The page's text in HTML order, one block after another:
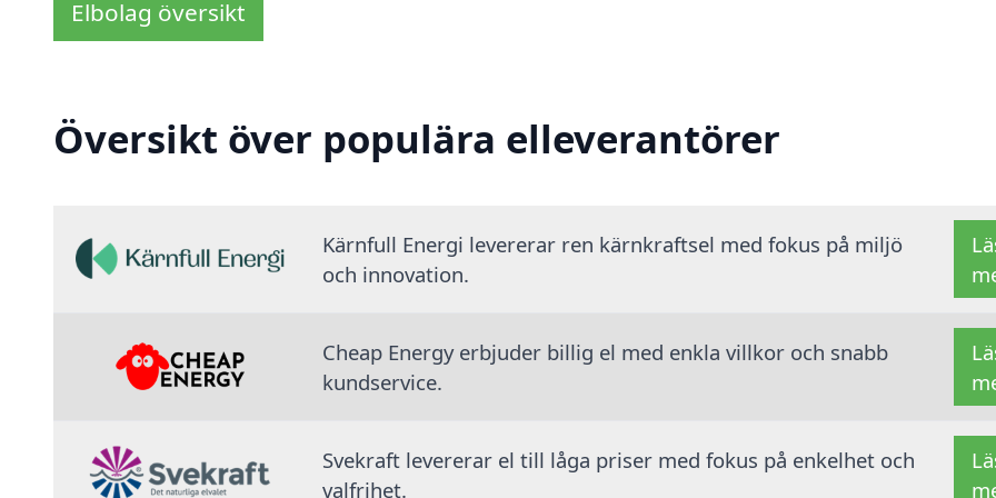
Elbolag översikt
Översikt över populära elleverantörer
Kärnfull Energi levererar ren kärnkraftsel med fokus på miljö
och innovation.
Cheap Energy erbjuder billig el med enkla villkor och snabb
kundservice.
Svekraft levererar el till låga priser med fokus på enkelhet och
valfrihet.